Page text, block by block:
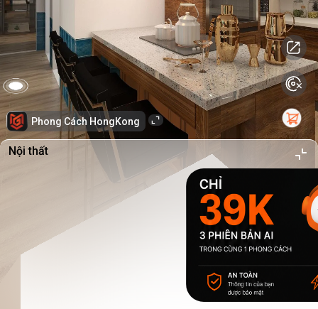
Phong Cách HongKong
Nội thất